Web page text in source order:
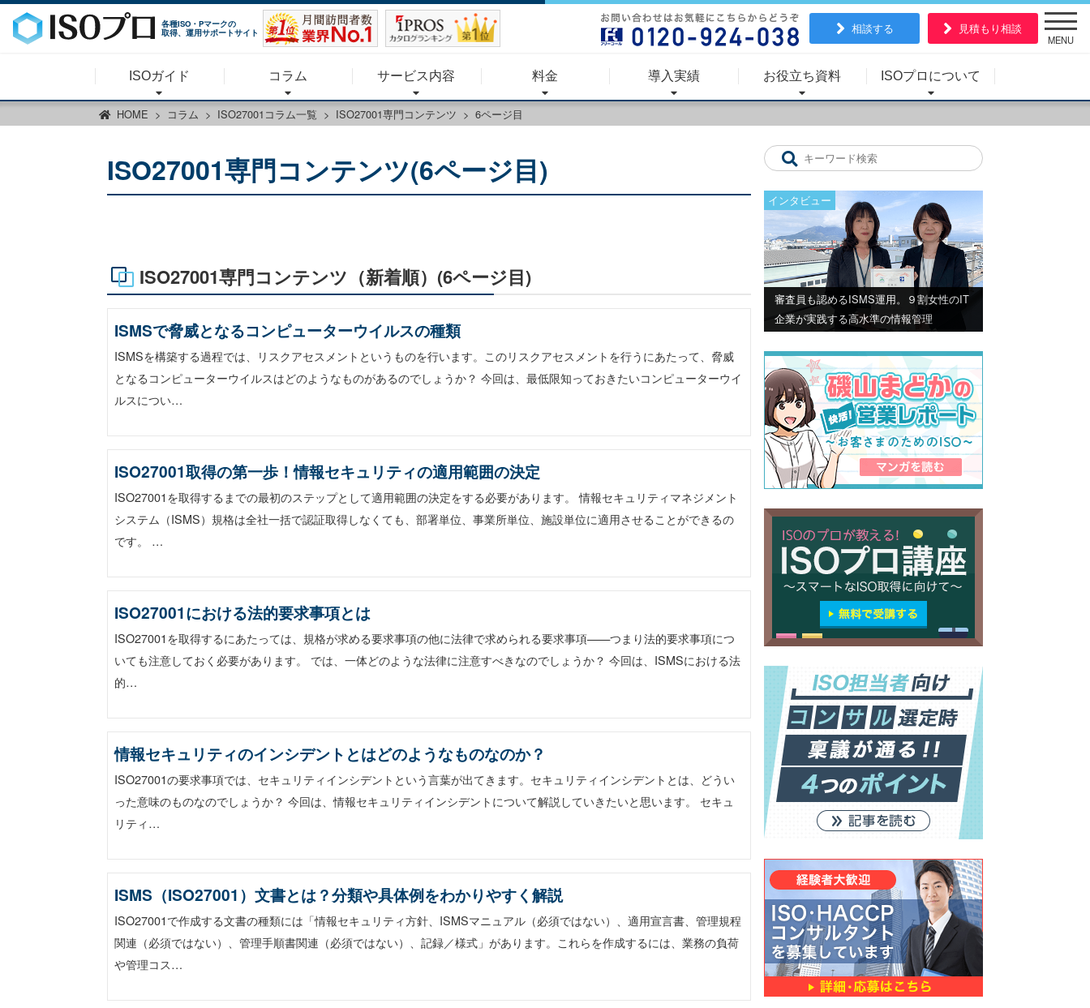
各種ISO・Pマークの
取得、運用サポートサイト 相談する 見積もり相談
MENU
ISOガイド コラム サービス内容 料金 導入実績 お役立ち資料 ISOプロについて
HOME コラム ISO27001コラム一覧 ISO27001専門コンテンツ 6ページ目
ISO27001専門コンテンツ(6ページ目)
ISO27001専門コンテンツ（新着順）(6ページ目)
ISMSで脅威となるコンピューターウイルスの種類
ISMSを構築する過程では、リスクアセスメントというものを行います。このリスクアセスメントを行うにあたって、脅威
となるコンピューターウイルスはどのようなものがあるのでしょうか？ 今回は、最低限知っておきたいコンピューターウイ
ルスについ…
ISO27001取得の第一歩！情報セキュリティの適用範囲の決定
ISO27001を取得するまでの最初のステップとして適用範囲の決定をする必要があります。 情報セキュリティマネジメント
システム（ISMS）規格は全社一括で認証取得しなくても、部署単位、事業所単位、施設単位に適用させることができるの
です。 …
ISO27001における法的要求事項とは
ISO27001を取得するにあたっては、規格が求める要求事項の他に法律で求められる要求事項——つまり法的要求事項につ
いても注意しておく必要があります。 では、一体どのような法律に注意すべきなのでしょうか？ 今回は、ISMSにおける法
的…
情報セキュリティのインシデントとはどのようなものなのか？
ISO27001の要求事項では、セキュリティインシデントという言葉が出てきます。セキュリティインシデントとは、どうい
った意味のものなのでしょうか？ 今回は、情報セキュリティインシデントについて解説していきたいと思います。 セキュ
リティ…
ISMS（ISO27001）文書とは？分類や具体例をわかりやすく解説
ISO27001で作成する文書の種類には「情報セキュリティ方針、ISMSマニュアル（必須ではない）、適用宣言書、管理規程
関連（必須ではない）、管理手順書関連（必須ではない）、記録／様式」があります。これらを作成するには、業務の負荷
や管理コス…
インタビュー
審査員も認めるISMS運用。９割女性のIT
企業が実践する高水準の情報管理